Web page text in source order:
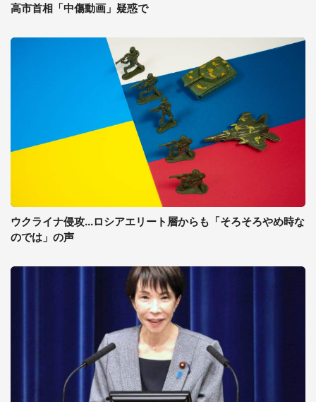
高市首相「中傷動画」疑惑で
ウクライナ侵攻...ロシアエリート層からも「そろそろやめ時な
のでは」の声